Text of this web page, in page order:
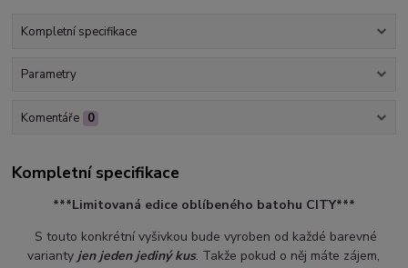
Kompletní specifikace
Parametry
Komentáře 0
Kompletní specifikace
***Limitovaná edice oblíbeného batohu CITY***
S touto konkrétní vyšivkou bude vyroben od každé barevné
variantyjen jeden jediný kus. Takže pokud o něj máte zájem,